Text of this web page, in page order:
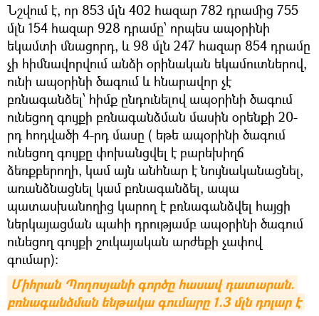
Նշվում է, որ 853 մլն 402 հազար 782 դրամից 755
մլն 154 հազար 928 դրամը՝ որպես ապօրինի
եկամտի մնացորդ, և 98 մլն 247 հազար 854 դրամը
չի հիմնավորվում անձի օրինական եկամուտներով,
ունի ապօրինի ծագում և հնարավոր չէ
բռնագանձել՝ հիմք ընդունելով ապօրինի ծագում
ունեցող գույքի բռնագանձման մասին օրենքի 20-
րդ հոդվածի 4-րդ մասը ( եթե ապօրինի ծագում
ունեցող գույքը փոխանցվել է բարեխիղճ
ձեռքբերողի, կամ այն անհնար է նույնականացնել,
առանձնացնել կամ բռնագանձել, ապա
պատասխանողից կարող է բռնագանձվել հայցի
ներկայացման պահի դրությամբ ապօրինի ծագում
ունեցող գույքի շուկայական արժեքի չափով
գումար):
Միհրան Պողոսյանի գործը հասավ դատարան.
բռնագանձման ենթակա գումարը 1.3 մլն դոլար է